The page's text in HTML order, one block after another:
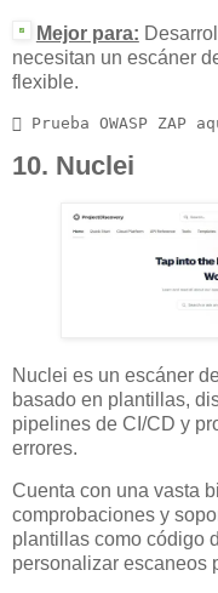
Mejor para:
necesitan un escáner
flexible.
 Prueba OWASP ZAP
10. Nuclei
Nuclei es un escáner
basado en plantillas,
pipelines de CI/CD y
errores.
Cuenta con una vasta
comprobaciones y
plantillas como código
personalizar escaneos